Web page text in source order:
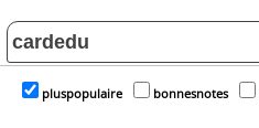
pluspopulaire bonnesnotes